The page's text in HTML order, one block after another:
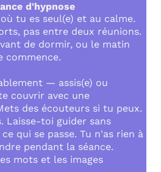
d'hypnose
tu es seul(e) et au calme.
pas entre deux réunions.
de dormir, ou le matin
commence.
— assis(e) ou
couvrir avec une
des écouteurs si tu peux.
Laisse-toi guider sans
qui se passe. Tu n'as rien à
pendant la séance.
mots et les images